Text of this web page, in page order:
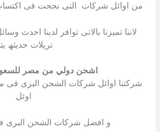
من اوائل شركات التى نجحت فى
لاننا تمیزنا بالاتى توافر لدینا احدث
تریلات حدیثھ
اشحن دولي من مصر
شركتنا اوائل شركات الشحن البرى فى
اوئل
و افضل شركات الشحن البرى